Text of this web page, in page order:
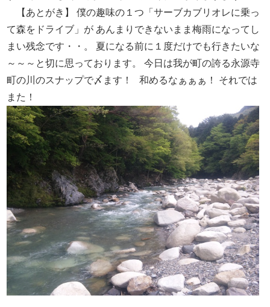
【あとがき】
僕の趣味の１つ「サーブカブリオレに乗っ
て森をドライブ」が あんまりできないまま梅雨になってし
まい残念です・・。
夏になる前に１度だけでも行きたいな
～～～と切に思っております。
今日は我が町の誇る永源寺
町の川のスナップで〆ます！
和めるなぁぁぁ！
それでは
また！